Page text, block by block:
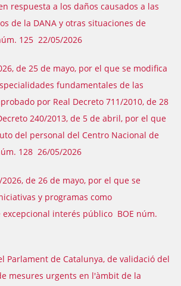
respuesta a los daños causados a las
de la DANA y otras situaciones de
125 22/05/2026
de 25 de mayo, por el que se modifica
fundamentales de las
por Real Decreto 711/2010, de 28
240/2013, de 5 de abril, por el que
del personal del Centro Nacional de
128 26/05/2026
de 26 de mayo, por el que se
y programas como
interés público BOE núm.
Parlament de Catalunya, de validació del
mesures urgents en l'àmbit de la